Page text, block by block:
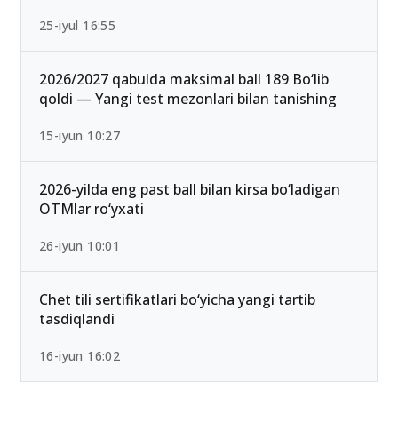
25-iyul 16:55
2026/2027 qabulda maksimal ball 189 Bo‘lib
qoldi — Yangi test mezonlari bilan tanishing
15-iyun 10:27
2026-yilda eng past ball bilan kirsa bo‘ladigan
OTMlar ro‘yxati
26-iyun 10:01
Chet tili sertifikatlari bo‘yicha yangi tartib
tasdiqlandi
16-iyun 16:02